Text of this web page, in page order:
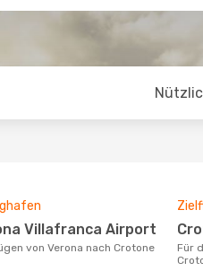
Villafranca Airport
von Verona nach Crotone
Für die Strecke von Verona nach